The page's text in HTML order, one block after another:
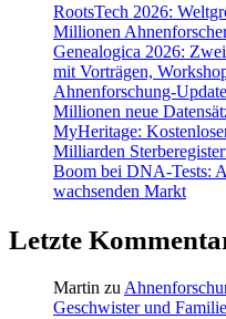
RootsTech 2026:
Millionen
Genealogica 2026:
mit Vorträgen,
Ahnenforschung-
Millionen neue
MyHeritage:
Milliarden
Boom bei DNA-Tests:
wachsenden Markt
Letzte
Martin zu
Geschwister und